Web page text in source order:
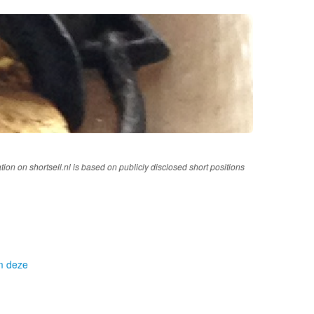
on shortsell.nl is based on publicly disclosed short positions
deze